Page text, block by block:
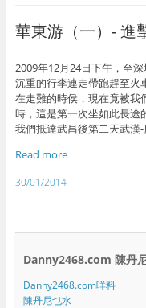
華東游（一）- 進
2009年12月24日下午，至
沉重的行李連走帶跑趕至火
在走難的時侯，現在竟被我
時，這是第一次坐如此長途
我們抵達武昌後第二天武
Read more
30/01/2014
Danny2468.com 陳丹
Danny2468.com咩料
陳丹尼乜水